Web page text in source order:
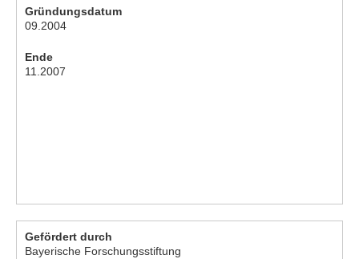
Gründungsdatum
09.2004
Ende
11.2007
Gefördert durch
Bayerische Forschungsstiftung